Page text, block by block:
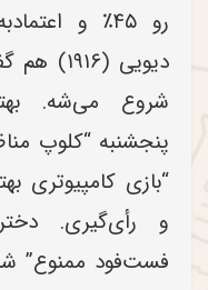
دیویی
شروع می‌شه.
پنجشنبه “کلوپ
“بازی کامپیوتری
و رأی‌گیری.
فست‌فود ممنوع”